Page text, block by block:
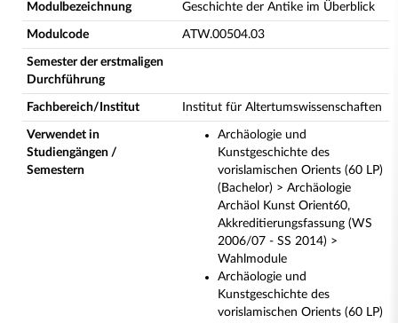
Modulbezeichnung Geschichte der Antike im Überblick
Modulcode ATW.00504.03
Semester der erstmaligen
Durchführung
Fachbereich/Institut Institut für Altertumswissenschaften
Verwendet in
Studiengängen /
Semestern
Archäologie und
Kunstgeschichte des
vorislamischen Orients (60 LP)
(Bachelor) > Archäologie
Archäol Kunst Orient60,
Akkreditierungsfassung (WS
2006/07 - SS 2014) >
Wahlmodule
Archäologie und
Kunstgeschichte des
vorislamischen Orients (60 LP)